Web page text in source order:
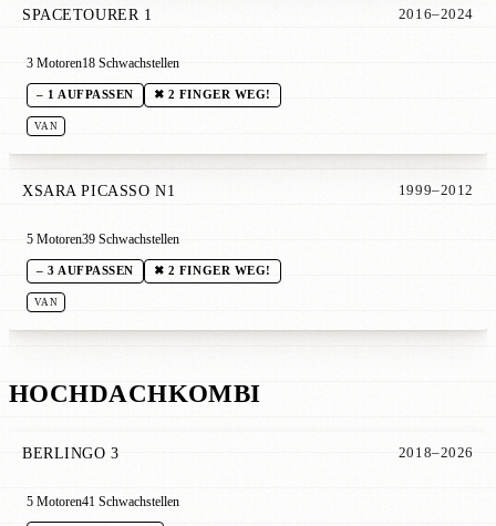
SPACETOURER 1 2016–2024
3 Motoren18 Schwachstellen
– 1 AUFPASSEN ✖ 2 FINGER WEG!
VAN
XSARA PICASSO N1 1999–2012
5 Motoren39 Schwachstellen
– 3 AUFPASSEN ✖ 2 FINGER WEG!
VAN
HOCHDACHKOMBI
BERLINGO 3 2018–2026
5 Motoren41 Schwachstellen